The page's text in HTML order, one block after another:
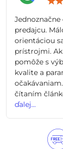
predajcu.
orientáciou
prístrojmi.
pomôže s
kvalite a
čítaním
ďalej...